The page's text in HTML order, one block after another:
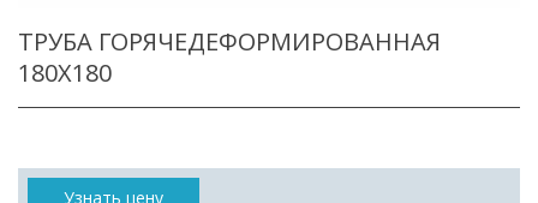
ТРУБА ГОРЯЧЕДЕФОРМИРОВАННАЯ
180X180
Узнать цену